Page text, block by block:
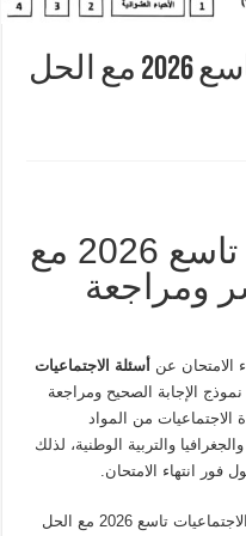
أسئلة الاجتماعيات تاسع 2026 مع الحل
الحل
الكامل
PDF
أسئلة الاجتماعيات تاسع 2026 مع
ومراجعة
الامتحان عن أسئلة الاجتماعيات
الإجابة الصحيح ومراجعة
الاجتماعيات من المواد
والتربية الوطنية، لذلك
انتهاء الامتحان.
في هذه الصفحة نوفر لكم أسئلة امتحان الاجتماعيات تاسع 2026 مع الحل